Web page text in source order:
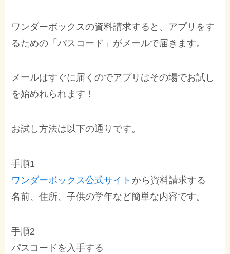
ワンダーボックスの資料請求すると、アプリをす
るための「パスコード」がメールで届きます。
メールはすぐに届くのでアプリはその場でお試し
を始めれられます！
お試し方法は以下の通りです。
手順1
ワンダーボックス公式サイト から資料請求する
名前、住所、子供の学年など簡単な内容です。
手順2
パスコードを入手する